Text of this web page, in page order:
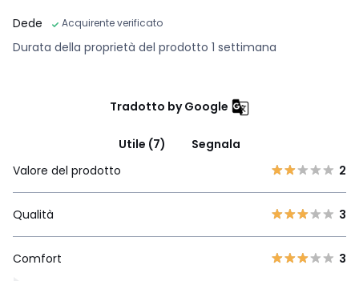
Dede
Acquirente verificato
Durata della proprietà del prodotto 1 settimana
Tradotto by Google
Utile (7)
Segnala
Valore del prodotto
2
Qualità 3
Comfort 3